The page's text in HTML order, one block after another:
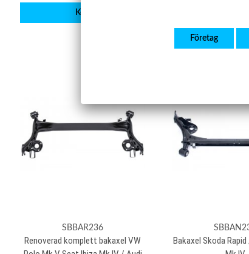
Köp
SBBAR236
Renoverad komplett bakaxel VW
Bakaxel Skoda
Företag